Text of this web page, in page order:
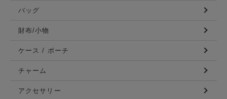
バッグ
財布/小物
ケース / ポーチ
チャーム
アクセサリー